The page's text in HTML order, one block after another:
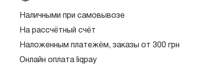
Наличными при самовывозе
На рассчётный счёт
Наложенным платежём, заказы от 300 грн
Онлайн оплата liqpay